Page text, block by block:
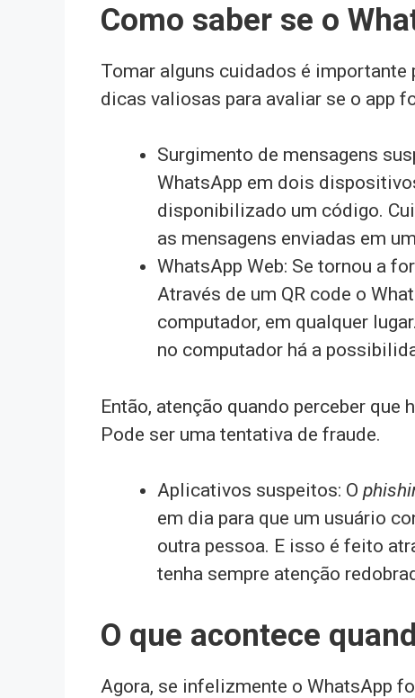
Como saber se o
Tomar alguns cuidados é importante
dicas valiosas para avaliar se o app
Surgimento de mensagens
WhatsApp em dois
disponibilizado um código.
as mensagens enviadas em
WhatsApp Web: Se tornou a
Através de um QR code o
computador, em qualquer
no computador há a
Então, atenção quando perceber
Pode ser uma tentativa de fraude.
Aplicativos suspeitos: O
em dia para que um usuário
outra pessoa. E isso é feito
tenha sempre atenção
O que acontece
Agora, se infelizmente o WhatsApp